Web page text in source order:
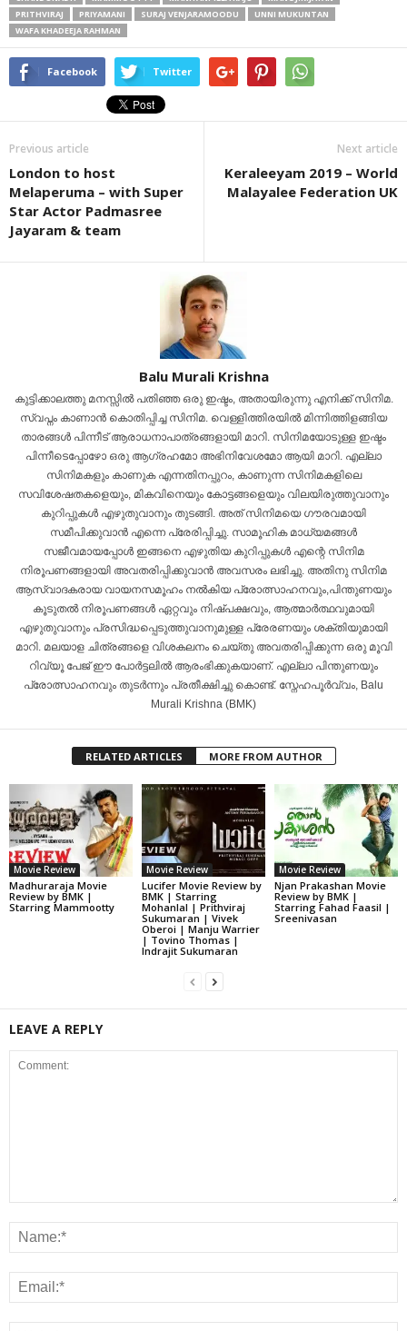
PRITHVIRAJ
PRIYAMANI SURAJ VENJARAMOODU
UNNI MUKUNTAN
WAFA KHADEEJA RAHMAN
Facebook Twitter
Previous article
London to host
Melaperuma – with Super
Star Actor Padmasree
Jayaram & team
Next article
Keraleeyam 2019 – World
Malayalee Federation UK
Balu Murali Krishna
കുട്ടിക്കാലത്തു മനസ്സിൽ പതിഞ്ഞ ഒരു ഇഷ്ടം, അതായിരുന്നു എനിക്ക് സിനിമ.
സ്വപ്നം കാണാൻ കൊതിപ്പിച്ച സിനിമ. വെള്ളിത്തിരയിൽ മിന്നിത്തിളങ്ങിയ
താരങ്ങൾ പിന്നീട് ആരാധനാപാത്രങ്ങളായി മാറി. സിനിമയോടുള്ള ഇഷ്ടം
പിന്നീടെപ്പോഴോ ഒരു ആഗ്രഹമോ അഭിനിവേശമോ ആയി മാറി. എല്ലാ
സിനിമകളും കാണുക എന്നതിനപ്പുറം, കാണുന്ന സിനിമകളിലെ
സവിശേഷതകളെയും, മികവിനെയും കോട്ടങ്ങളെയും വിലയിരുത്തുവാനും
കുറിപ്പുകൾ എഴുതുവാനും തുടങ്ങി. അത് സിനിമയെ ഗൗരവമായി
സമീപിക്കുവാൻ എന്നെ പ്രേരിപ്പിച്ചു. സാമൂഹിക മാധ്യമങ്ങൾ
സജീവമായപ്പോൾ ഇങ്ങനെ എഴുതിയ കുറിപ്പുകൾ എന്റെ സിനിമ
നിരൂപണങ്ങളായി അവതരിപ്പിക്കുവാൻ അവസരം ലഭിച്ചു. അതിനു സിനിമ
ആസ്വാദകരായ വായനസമൂഹം നൽകിയ പ്രോത്സാഹനവും,പിന്തുണയും
കൂടുതൽ നിരൂപണങ്ങൾ ഏറ്റവും നിഷ്പക്ഷവും, ആത്മാർത്ഥവുമായി
എഴുതുവാനും പ്രസിദ്ധപ്പെടുത്തുവാനുമുള്ള പ്രേരണയും ശക്തിയുമായി
മാറി. മലയാള ചിത്രങ്ങളെ വിശകലനം ചെയ്തു അവതരിപ്പിക്കുന്ന ഒരു മൂവി
റിവ്യൂ പേജ് ഈ പോർട്ടലിൽ ആരംഭിക്കുകയാണ്. എല്ലാ പിന്തുണയും
പ്രോത്സാഹനവും തുടർന്നും പ്രതീക്ഷിച്ചു കൊണ്ട്. സ്നേഹപൂർവ്വം, Balu
Murali Krishna (BMK)
RELATED ARTICLES MORE FROM AUTHOR
Movie Review
Madhuraraja Movie
Review by BMK |
Starring Mammootty
Movie Review
Lucifer Movie Review by
BMK | Starring
Mohanlal | Prithviraj
Sukumaran | Vivek
Oberoi | Manju Warrier
| Tovino Thomas |
Indrajit Sukumaran
Movie Review
Njan Prakashan Movie
Review by BMK |
Starring Fahad Faasil |
Sreenivasan
LEAVE A REPLY